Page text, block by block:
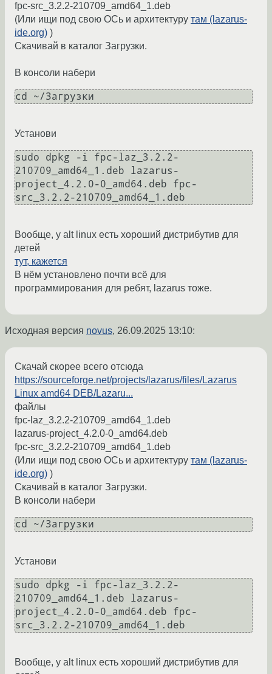
fpc-src_3.2.2-210709_amd64_1.deb
(Или ищи под свою ОСь и архитектуру там (lazarus-
ide.org) )
Скачивай в каталог Загрузки.
В консоли набери
cd ~/Загрузки
Установи
sudo dpkg -i fpc-laz_3.2.2-
210709_amd64_1.deb lazarus-
project_4.2.0-0_amd64.deb fpc-
src_3.2.2-210709_amd64_1.deb
Вообще, у alt linux есть хороший дистрибутив для
детей
тут, кажется
В нём установлено почти всё для
программирования для ребят, lazarus тоже.
Исходная версия novus, 26.09.2025 13:10:
Скачай скорее всего отсюда
https://sourceforge.net/projects/lazarus/files/Lazarus
Linux amd64 DEB/Lazaru...
файлы
fpc-laz_3.2.2-210709_amd64_1.deb
lazarus-project_4.2.0-0_amd64.deb
fpc-src_3.2.2-210709_amd64_1.deb
(Или ищи под свою ОСь и архитектуру там (lazarus-
ide.org) )
Скачивай в каталог Загрузки.
В консоли набери
cd ~/Загрузки
Установи
sudo dpkg -i fpc-laz_3.2.2-
210709_amd64_1.deb lazarus-
project_4.2.0-0_amd64.deb fpc-
src_3.2.2-210709_amd64_1.deb
Вообще, у alt linux есть хороший дистрибутив для